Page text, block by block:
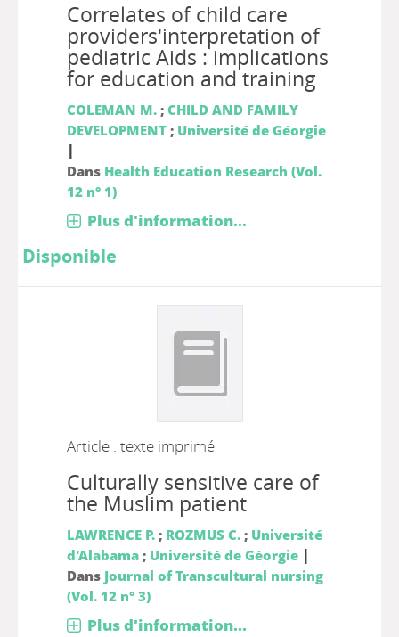
Correlates of child care
providers'interpretation of
pediatric Aids : implications
for education and training
COLEMAN M.; CHILD AND FAMILY
DEVELOPMENT; Université de Géorgie
|
Dans Health Education Research (Vol.
12 n° 1)
Plus d'information...
Disponible
Article : texte imprimé
Culturally sensitive care of
the Muslim patient
LAWRENCE P.; ROZMUS C.; Université
d'Alabama; Université de Géorgie |
Dans Journal of Transcultural nursing
(Vol. 12 n° 3)
Plus d'information...